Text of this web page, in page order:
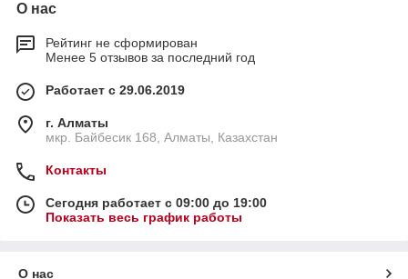
О нас
Рейтинг не сформирован
Менее 5 отзывов за последний год
Работает с 29.06.2019
г. Алматы
мкр. Байбесик 168, Алматы, Казахстан
Контакты
Сегодня работает с 09:00 до 19:00
Показать весь график работы
О нас